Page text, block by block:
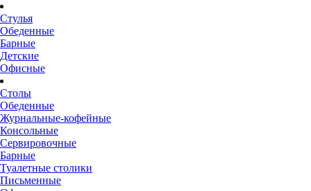
Стулья
Обеденные
Барные
Детские
Офисные
Столы
Обеденные
Журнальные-кофейные
Консольные
Сервировочные
Барные
Туалетные столики
Письменные